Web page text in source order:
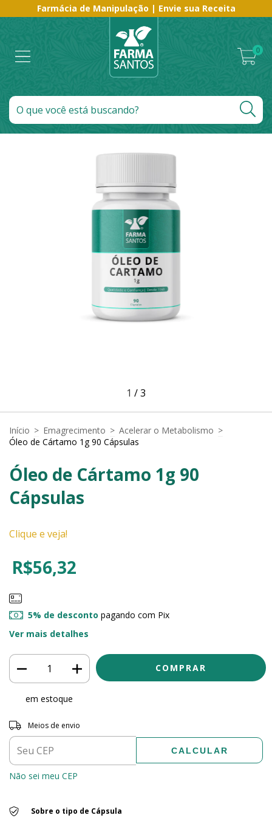
Farmácia de Manipulação | Envie sua Receita
0
1 /3
Início > Emagrecimento > Acelerar o Metabolismo >
Óleo de Cártamo 1g 90 Cápsulas
Óleo de Cártamo 1g 90
Cápsulas
Clique e veja!
R$56,32
5% de desconto pagando com Pix
Ver mais detalhes
em estoque
Entregas para o CEP:
Meios de envio
CALCULAR
Não sei meu CEP
Sobre o tipo de Cápsula